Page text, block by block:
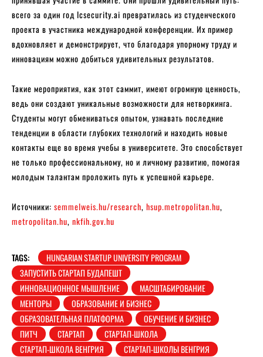
всего за один год lcsecurity.ai превратилась из студенческого
проекта в участника международной конференции. Их пример
вдохновляет и демонстрирует, что благодаря упорному труду и
инновациям можно добиться удивительных результатов.
Такие мероприятия, как этот саммит, имеют огромную ценность,
ведь они создают уникальные возможности для нетворкинга.
Студенты могут обмениваться опытом, узнавать последние
тенденции в области глубоких технологий и находить новые
контакты еще во время учебы в университете. Это способствует
не только профессиональному, но и личному развитию, помогая
молодым талантам проложить путь к успешной карьере.
Источники: semmelweis.hu/research, hsup.metropolitan.hu,
metropolitan.hu, nkfih.gov.hu
TAGS:
HUNGARIAN STARTUP UNIVERSITY PROGRAM
ЗАПУСТИТЬ СТАРТАП БУДАПЕШТ
ИННОВАЦИОННОЕ МЫШЛЕНИЕ
МАСШТАБИРОВАНИЕ
МЕНТОРЫ
ОБРАЗОВАНИЕ И БИЗНЕС
ОБРАЗОВАТЕЛЬНАЯ ПЛАТФОРМА
ОБУЧЕНИЕ И БИЗНЕС
ПИТЧ
СТАРТАП
СТАРТАП-ШКОЛА
СТАРТАП-ШКОЛА ВЕНГРИЯ
СТАРТАП-ШКОЛЫ ВЕНГРИЯ